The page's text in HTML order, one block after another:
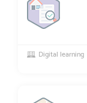
Digital learning